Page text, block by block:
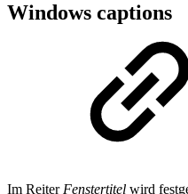
Windows captions
Im Reiter Fenstertitel wird